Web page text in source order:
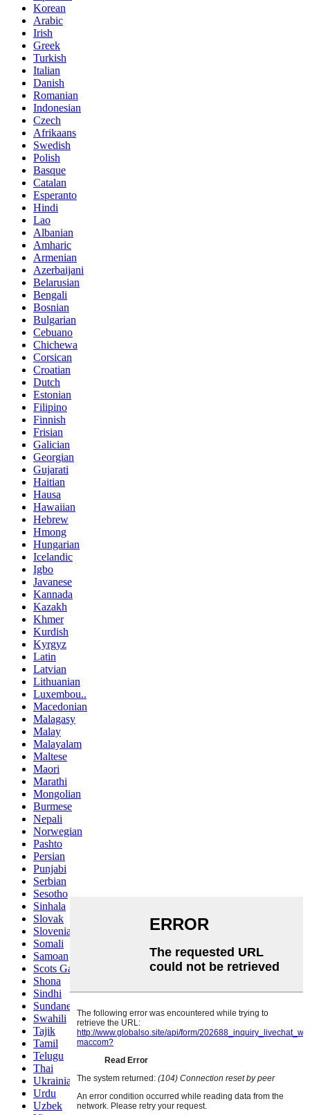
Korean
Arabic
Irish
Greek
Turkish
Italian
Danish
Romanian
Indonesian
Czech
Afrikaans
Swedish
Polish
Basque
Catalan
Esperanto
Hindi
Lao
Albanian
Amharic
Armenian
Azerbaijani
Belarusian
Bengali
Bosnian
Bulgarian
Cebuano
Chichewa
Corsican
Croatian
Dutch
Estonian
Filipino
Finnish
Frisian
Galician
Georgian
Gujarati
Haitian
Hausa
Hawaiian
Hebrew
Hmong
Hungarian
Icelandic
Igbo
Javanese
Kannada
Kazakh
Khmer
Kurdish
Kyrgyz
Latin
Latvian
Lithuanian
Luxembou..
Macedonian
Malagasy
Malay
Malayalam
Maltese
Maori
Marathi
Mongolian
Burmese
Nepali
Norwegian
Pashto
Persian
Punjabi
Serbian
Sesotho
Sinhala
Slovak
Slovenian
Somali
Samoan
Scots Gaelic
Shona
Sindhi
Sundanese
Swahili
Tajik
Tamil
Telugu
Thai
Ukrainian
Urdu
Uzbek